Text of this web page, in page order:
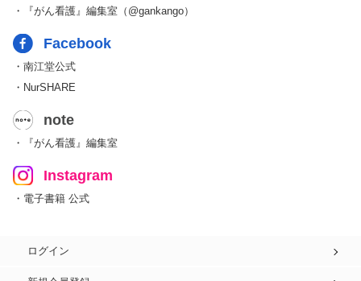
・『がん看護』編集室（@gankango）
Facebook
・南江堂公式
・NurSHARE
note
・『がん看護』編集室
Instagram
・電子書籍 公式
ログイン